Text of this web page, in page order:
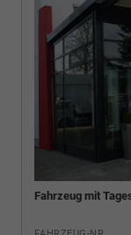
Fahrzeug mit